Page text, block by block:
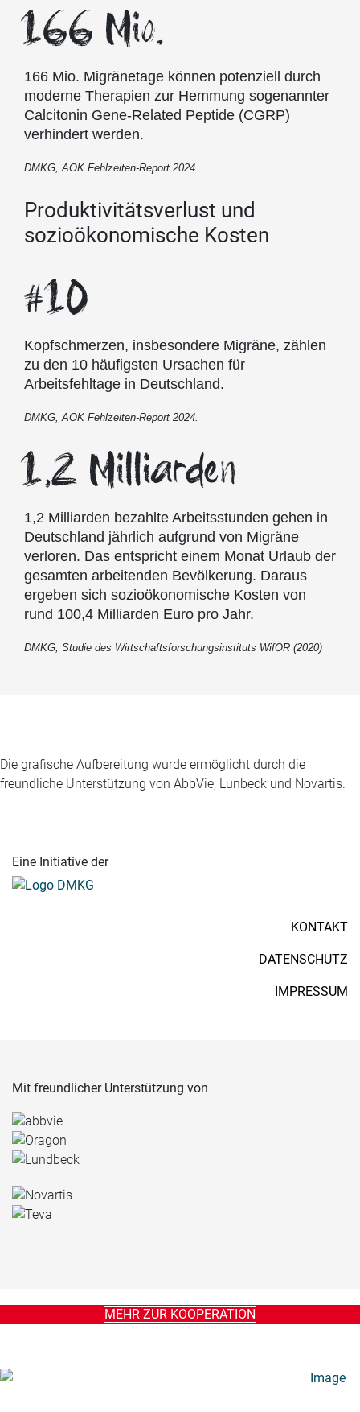
166 Mio.
166 Mio. Migränetage können potenziell durch
moderne Therapien zur Hemmung sogenannter
Calcitonin Gene-Related Peptide (CGRP)
verhindert werden.
DMKG, AOK Fehlzeiten-Report 2024.
Produktivitätsverlust und
sozioökonomische Kosten
#10
Kopfschmerzen, insbesondere Migräne, zählen
zu den 10 häufigsten Ursachen für
Arbeitsfehltage in Deutschland.
DMKG, AOK Fehlzeiten-Report 2024.
1,2 Milliarden
1,2 Milliarden bezahlte Arbeitsstunden gehen in
Deutschland jährlich aufgrund von Migräne
verloren. Das entspricht einem Monat Urlaub der
gesamten arbeitenden Bevölkerung. Daraus
ergeben sich sozioökonomische Kosten von
rund 100,4 Milliarden Euro pro Jahr.
DMKG, Studie des Wirtschaftsforschungsinstituts WifOR (2020)
Die grafische Aufbereitung wurde ermöglicht durch die
freundliche Unterstützung von AbbVie, Lunbeck und Novartis.
Eine Initiative der
KONTAKT
DATENSCHUTZ
IMPRESSUM
Mit freundlicher Unterstützung von
MEHR ZUR KOOPERATION